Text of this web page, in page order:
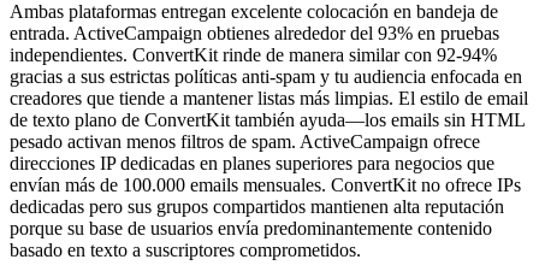
Ambas plataformas entregan excelente colocación en bandeja de
entrada. ActiveCampaign obtienes alrededor del 93% en pruebas
independientes. ConvertKit rinde de manera similar con 92-94%
gracias a sus estrictas políticas anti-spam y tu audiencia enfocada en
creadores que tiende a mantener listas más limpias. El estilo de email
de texto plano de ConvertKit también ayuda—los emails sin HTML
pesado activan menos filtros de spam. ActiveCampaign ofrece
direcciones IP dedicadas en planes superiores para negocios que
envían más de 100.000 emails mensuales. ConvertKit no ofrece IPs
dedicadas pero sus grupos compartidos mantienen alta reputación
porque su base de usuarios envía predominantemente contenido
basado en texto a suscriptores comprometidos.